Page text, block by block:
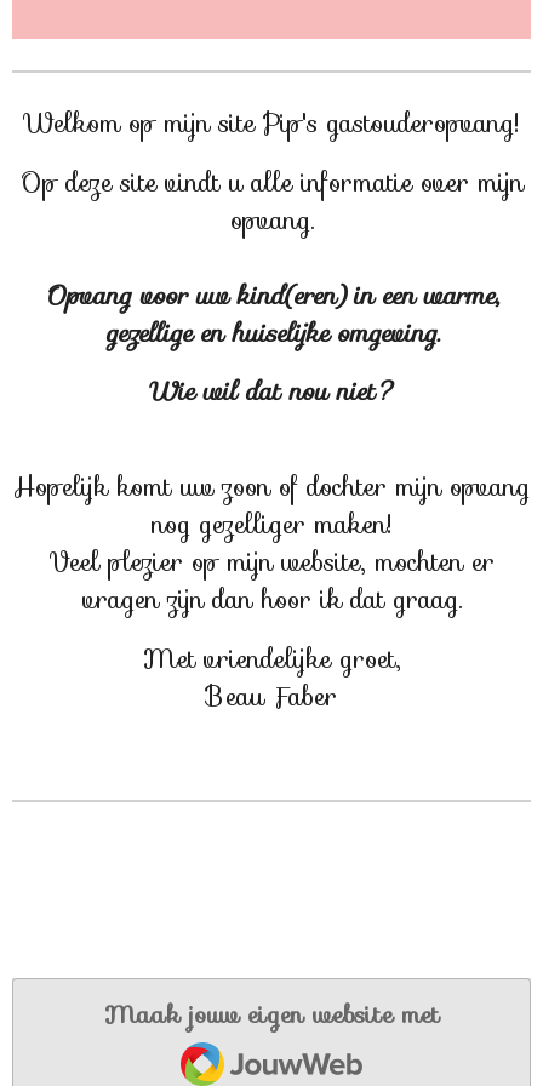
Welkom op mijn site Pip's gastouderopvang!
Op deze site vindt u alle informatie over mijn
opvang.
Opvang voor uw kind(eren) in een warme,
gezellige en huiselijke omgeving.
Wie wil dat nou niet?
Hopelijk komt uw zoon of dochter mijn opvang
nog gezelliger maken!
Veel plezier op mijn website, mochten er
vragen zijn dan hoor ik dat graag.
Met vriendelijke groet,
Beau Faber
Maak jouw eigen website met
JouwWeb